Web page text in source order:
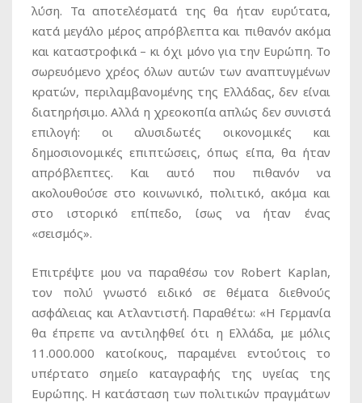
λύση. Τα αποτελέσματά της θα ήταν ευρύτατα,
κατά μεγάλο μέρος απρόβλεπτα και πιθανόν ακόμα
και καταστροφικά – κι όχι μόνο για την Ευρώπη. Το
σωρευόμενο χρέος όλων αυτών των αναπτυγμένων
κρατών, περιλαμβανομένης της Ελλάδας, δεν είναι
διατηρήσιμο. Αλλά η χρεοκοπία απλώς δεν συνιστά
επιλογή: οι αλυσιδωτές οικονομικές και
δημοσιονομικές επιπτώσεις, όπως είπα, θα ήταν
απρόβλεπτες. Και αυτό που πιθανόν να
ακολουθούσε στο κοινωνικό, πολιτικό, ακόμα και
στο ιστορικό επίπεδο, ίσως να ήταν ένας
«σεισμός».
Επιτρέψτε μου να παραθέσω τον Robert Kaplan,
τον πολύ γνωστό ειδικό σε θέματα διεθνούς
ασφάλειας και Ατλαντιστή. Παραθέτω: «Η Γερμανία
θα έπρεπε να αντιληφθεί ότι η Ελλάδα, με μόλις
11.000.000 κατοίκους, παραμένει εντούτοις το
υπέρτατο σημείο καταγραφής της υγείας της
Ευρώπης. Η κατάσταση των πολιτικών πραγμάτων